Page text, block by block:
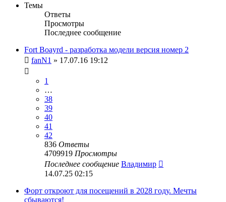
Темы
Ответы
Просмотры
Последнее сообщение
Fort Boayrd - разработка модели версия номер 2
fanN1 » 17.07.16 19:12
1
…
38
39
40
41
42
836 Ответы
4709919 Просмотры
Последнее сообщение Владимир
14.07.25 02:15
Форт откроют для посещений в 2028 году. Мечты
сбываются!